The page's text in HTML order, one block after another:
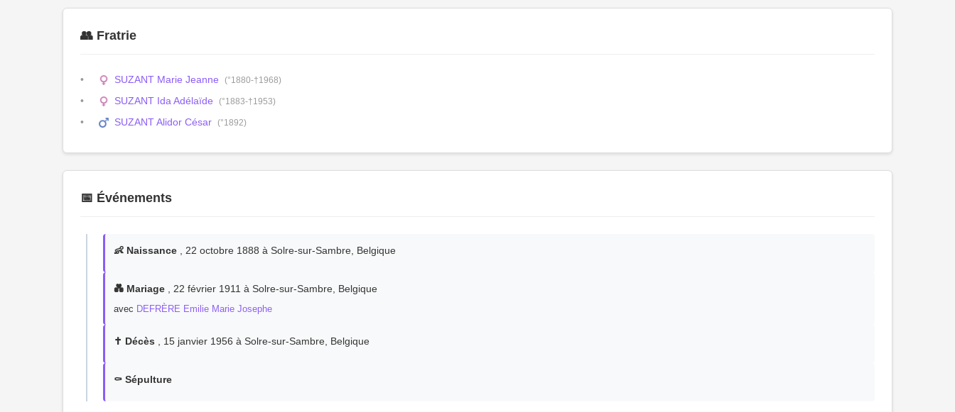
👥 Fratrie
SUZANT Marie Jeanne (°1880-†1968)
SUZANT Ida Adélaïde (°1883-†1953)
SUZANT Alidor César (°1892)
📅 Événements
👶 Naissance , 22 octobre 1888 à Solre-sur-Sambre, Belgique
💑 Mariage , 22 février 1911 à Solre-sur-Sambre, Belgique
avec DEFRÈRE Emilie Marie Josephe
✝️ Décès , 15 janvier 1956 à Solre-sur-Sambre, Belgique
⚰️ Sépulture